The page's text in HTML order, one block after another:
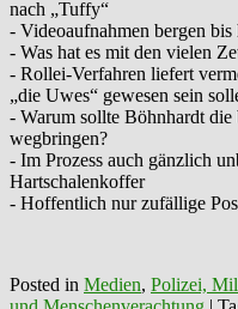
nach „Tuffy“
- Videoaufnahmen bergen bis
- Was hat es mit den vielen
- Rollei-Verfahren liefert
„die Uwes“ gewesen sein
- Warum sollte Böhnhardt die
wegbringen?
- Im Prozess auch gänzlich
Hartschalenkoffer
- Hoffentlich nur zufällige
Posted in Medien, Polizei,